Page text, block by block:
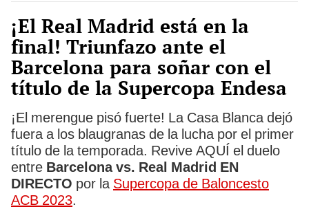
¡El Real Madrid está en la
final! Triunfazo ante el
Barcelona para soñar con el
título de la Supercopa Endesa
¡El merengue pisó fuerte! La Casa Blanca dejó
fuera a los blaugranas de la lucha por el primer
título de la temporada. Revive AQUÍ el duelo
entre Barcelona vs. Real Madrid EN
DIRECTO por la Supercopa de Baloncesto
ACB 2023.